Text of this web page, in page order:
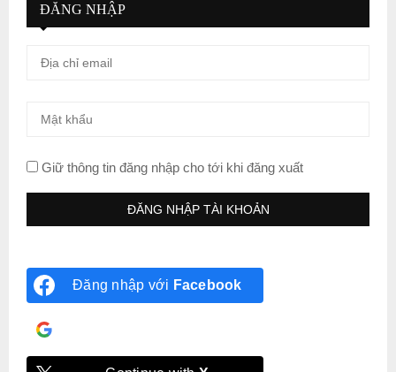
ĐĂNG NHẬP
Giữ thông tin đăng nhập cho tới khi đăng xuất
Đăng nhập với Facebook